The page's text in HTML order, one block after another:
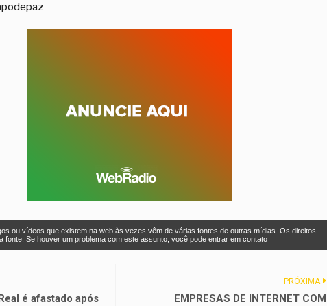
ou vídeos que existem na web às vezes vêm de várias fontes de outras mídias. Os direitos
fonte. Se houver um problema com este assunto, você pode entrar em contato
PRÓXIMA
EMPRESAS DE INTERNET COM
é afastado após